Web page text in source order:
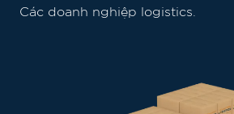
Các doanh nghiệp logistics.